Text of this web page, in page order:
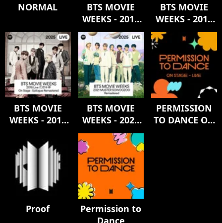
NORMAL
BTS MOVIE
WEEKS - 2017
Live Trilogy
EPISODE III
THE WINGS
TOUR THE
FINAL
Remastered
BTS MOVIE
WEEKS - 2019
WORLD TOUR
‘LOVE
YOURSELF:
SPEAK
YOURSELF’
LONDON
Remastered
BTS MOVIE
WEEKS - 2016
On Stage :
Epilogue
Remastered
BTS MOVIE
WEEKS - 2021
MUSTER
SOWOOZOO
Remastered
PERMISSION
TO DANCE ON
Proof
Permission to